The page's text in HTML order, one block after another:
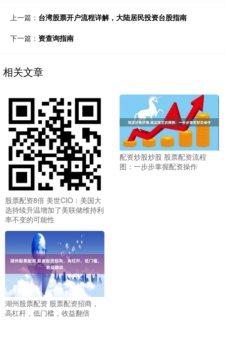
上一篇： 台湾股票开户流程详解，大陆居民投资台股指南
下一篇： 资查询指南
相关文章
股票配资8倍 美世CIO：美国大
选持续升温增加了美联储维持利
率不变的可能性
配资炒股炒股 股票配资流程
图：一步步掌握配资操作
湖州股票配资 股票配资招商，
高杠杆，低门槛，收益翻倍